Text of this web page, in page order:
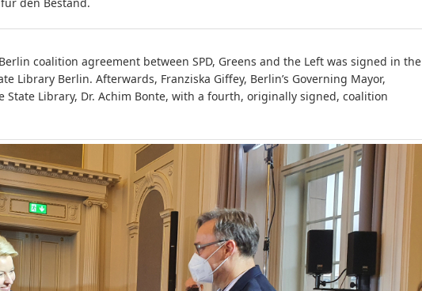
coalition agreement between SPD, Greens and the Left was signed in the
Library Berlin. Afterwards, Franziska Giffey, Berlin’s Governing Mayor,
State Library, Dr. Achim Bonte, with a fourth, originally signed, coalition